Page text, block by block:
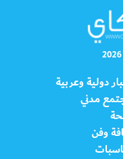
دولية وعربية
مدني
وفن